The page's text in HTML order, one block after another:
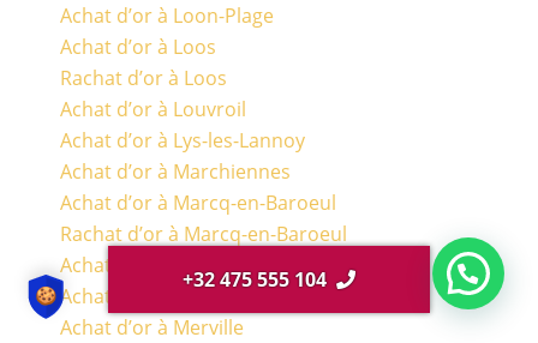
Achat d’or à Loon-Plage
Achat d’or à Loos
Rachat d’or à Loos
Achat d’or à Louvroil
Achat d’or à Lys-les-Lannoy
Achat d’or à Marchiennes
Achat d’or à Marcq-en-Baroeul
Rachat d’or à Marcq-en-Baroeul
Achat d’or à Marquette-lez-Lille
Achat d’or à Maubeuge
Achat d’or à Merville
+32 475 555 104